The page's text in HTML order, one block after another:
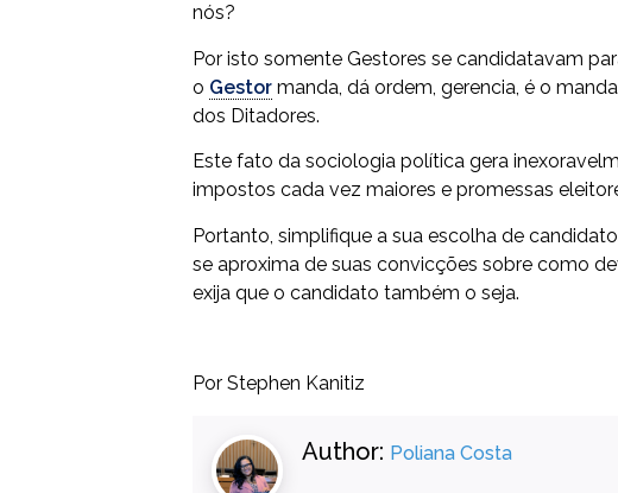
nós?
Por isto somente Gestores se candidatavam
o Gestor manda, dá ordem, gerencia, é o
dos Ditadores.
Este fato da sociologia política gera
impostos cada vez maiores e promessas
Portanto, simplifique a sua escolha de
se aproxima de suas convicções sobre como
exija que o candidato também o seja.
Por Stephen Kanitiz
Author: Poliana Costa